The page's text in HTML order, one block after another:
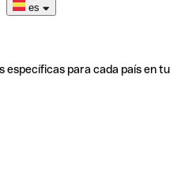
es
específicas para cada país en tu